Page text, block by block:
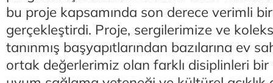
bu proje kapsamında son derece verimli
gerçekleştirdi. Proje, sergilerimize ve
tanınmış başyapıtlarından bazılarına ev
ortak değerlerimiz olan farklı disiplinleri